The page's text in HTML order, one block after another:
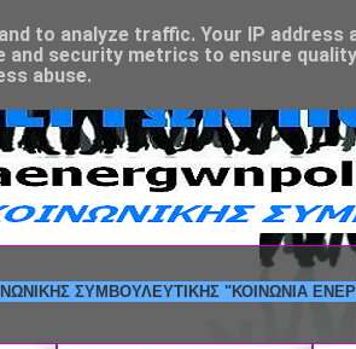
ΣΥΜΒΟΥΛΕΥΤΙΚΗΣ "ΚΟΙΝΩΝΙΑ ΕΝΕΡΓΩΝ
to analyze traffic. Your IP address
and security metrics to ensure
abuse.